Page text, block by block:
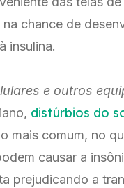
chance de
insulina.
e outros
distúrbios do
mais comum, no
causar a
prejudicando a